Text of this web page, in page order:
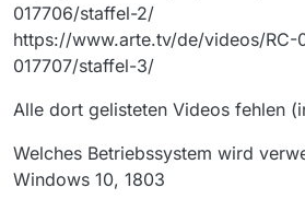
017706/staffel-2/
https://www.arte.tv/de/videos/RC-
017707/staffel-3/
Alle dort gelisteten Videos fehlen
Welches Betriebssystem wird
Windows 10, 1803